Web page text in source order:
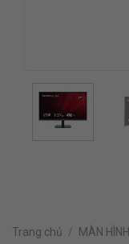
Trang chủ / MÀN HÌNH